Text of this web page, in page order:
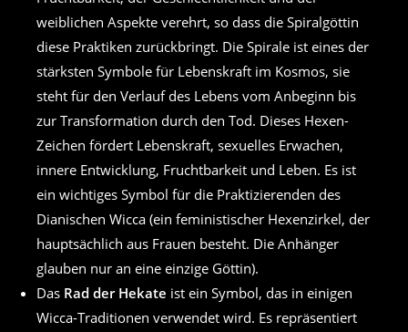
weiblichen Aspekte verehrt, so dass die Spiralgöttin
diese Praktiken zurückbringt. Die Spirale ist eines der
stärksten Symbole für Lebenskraft im Kosmos, sie
steht für den Verlauf des Lebens vom Anbeginn bis
zur Transformation durch den Tod. Dieses Hexen-
Zeichen fördert Lebenskraft, sexuelles Erwachen,
innere Entwicklung, Fruchtbarkeit und Leben. Es ist
ein wichtiges Symbol für die Praktizierenden des
Dianischen Wicca (ein feministischer Hexenzirkel, der
hauptsächlich aus Frauen besteht. Die Anhänger
glauben nur an eine einzige Göttin).
Das Rad der Hekate ist ein Symbol, das in einigen
Wicca-Traditionen verwendet wird. Es repräsentiert